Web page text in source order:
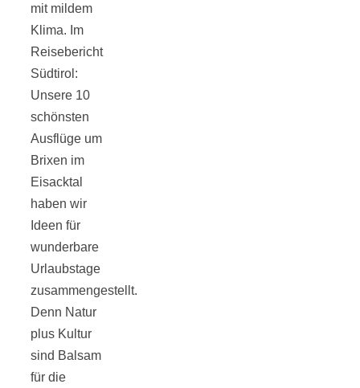
mit mildem
Klima. Im
Reisebericht
Südtirol:
Unsere 10
schönsten
Ausflüge um
Brixen im
Eisacktal
haben wir
Ideen für
wunderbare
Urlaubstage
zusammengestellt.
Denn Natur
plus Kultur
sind Balsam
für die